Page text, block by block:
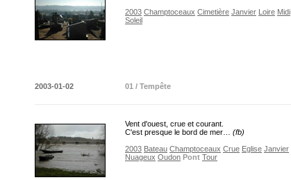
2003 Champtoceaux Cimetière Janvier Loire Midi
Soleil
2003-01-02
01 / Tempête
Vent d'ouest, crue et courant.
C'est presque le bord de mer… (fb)
2003 Bateau Champtoceaux Crue Eglise Janvier
Nuageux Oudon Pont Tour